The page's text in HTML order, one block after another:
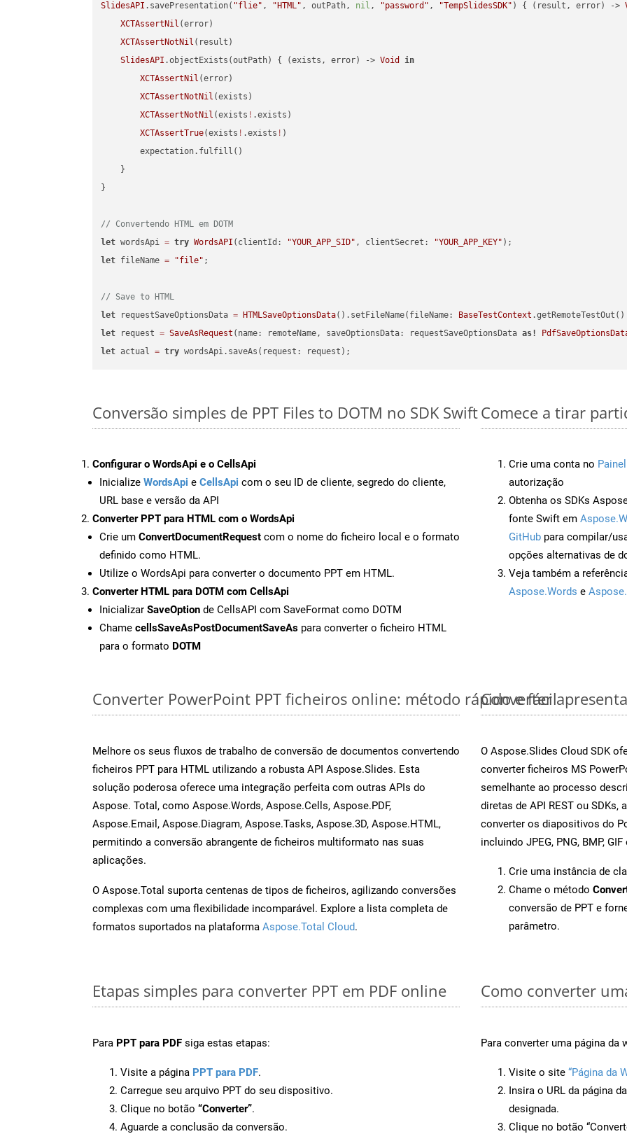
SlidesAPI .savePresentation( "flie" , "HTML" , outPath, nil , "password" , "TempSlidesSDK" ) { (result, error) ->
XCTAssertNil (error)
XCTAssertNotNil (result)
SlidesAPI .objectExists(outPath) { (exists, error) -> Void
in
XCTAssertNil (error)
XCTAssertNotNil (exists)
XCTAssertNotNil (exists ! .exists)
XCTAssertTrue(exists ! .exists ! )
        expectation.fulfill()
    }
}
// Convertendo HTML em DOTM
let wordsApi = try WordsAPI (clientId: "YOUR_APP_SID" , clientSecret: "YOUR_APP_KEY"
let fileName = "file" ;
// Save to HTML
let requestSaveOptionsData = HTMLSaveOptionsData().setFileName(fileName: BaseTestContext
let request = SaveAsRequest (name: remoteName, saveOptionsData: requestSaveOptionsData as!
let actual = try
Conversão simples de PPT Files to DOTM no SDK Swift
Configurar o WordsApi e o CellsApi
Inicialize WordsApi e CellsApi com o seu ID de cliente, segredo do cliente,
URL base e versão da API
Converter PPT para HTML com o WordsApi
Crie um ConvertDocumentRequest com o nome do ficheiro local e o formato
definido como HTML.
Utilize o WordsApi para converter o documento PPT em HTML.
Converter HTML para DOTM com CellsApi
Inicializar SaveOption de CellsAPI com SaveFormat como DOTM
Chame cellsSaveAsPostDocumentSaveAs para converter o ficheiro HTML
para o formato DOTM
Comece a tirar
Crie uma conta no Painel
autorização
Obtenha os SDKs
fonte Swift em
GitHub para compilar/
opções alternativas de
Veja também a
Aspose.Words e
Converter PowerPoint PPT ficheiros online: método rápido e fácil
Melhore os seus fluxos de trabalho de conversão de documentos convertendo
ficheiros PPT para HTML utilizando a robusta API Aspose.Slides. Esta
solução poderosa oferece uma integração perfeita com outras APIs do
Aspose. Total, como Aspose.Words, Aspose.Cells, Aspose.PDF,
Aspose.Email, Aspose.Diagram, Aspose.Tasks, Aspose.3D, Aspose.HTML,
permitindo a conversão abrangente de ficheiros multiformato nas suas
aplicações.
O Aspose.Total suporta centenas de tipos de ficheiros, agilizando conversões
complexas com uma flexibilidade incomparável. Explore a lista completa de
formatos suportados na plataforma Aspose.Total Cloud.
Converter
O Aspose.Slides Cloud SDK
converter ficheiros MS
semelhante ao processo
diretas de API REST ou
converter os diapositivos do
incluindo JPEG, PNG, BMP, GIF
Crie uma instância de
Chame o método
conversão de PPT e
parâmetro.
Etapas simples para converter PPT em PDF online
Para PPT para PDF siga estas etapas:
Visite a página PPT para PDF.
Carregue seu arquivo PPT do seu dispositivo.
Clique no botão “Converter”.
Aguarde a conclusão da conversão.
Como converter
Para converter uma página da
Visite o site “Página da
Insira o URL da página
designada.
Clique no botão